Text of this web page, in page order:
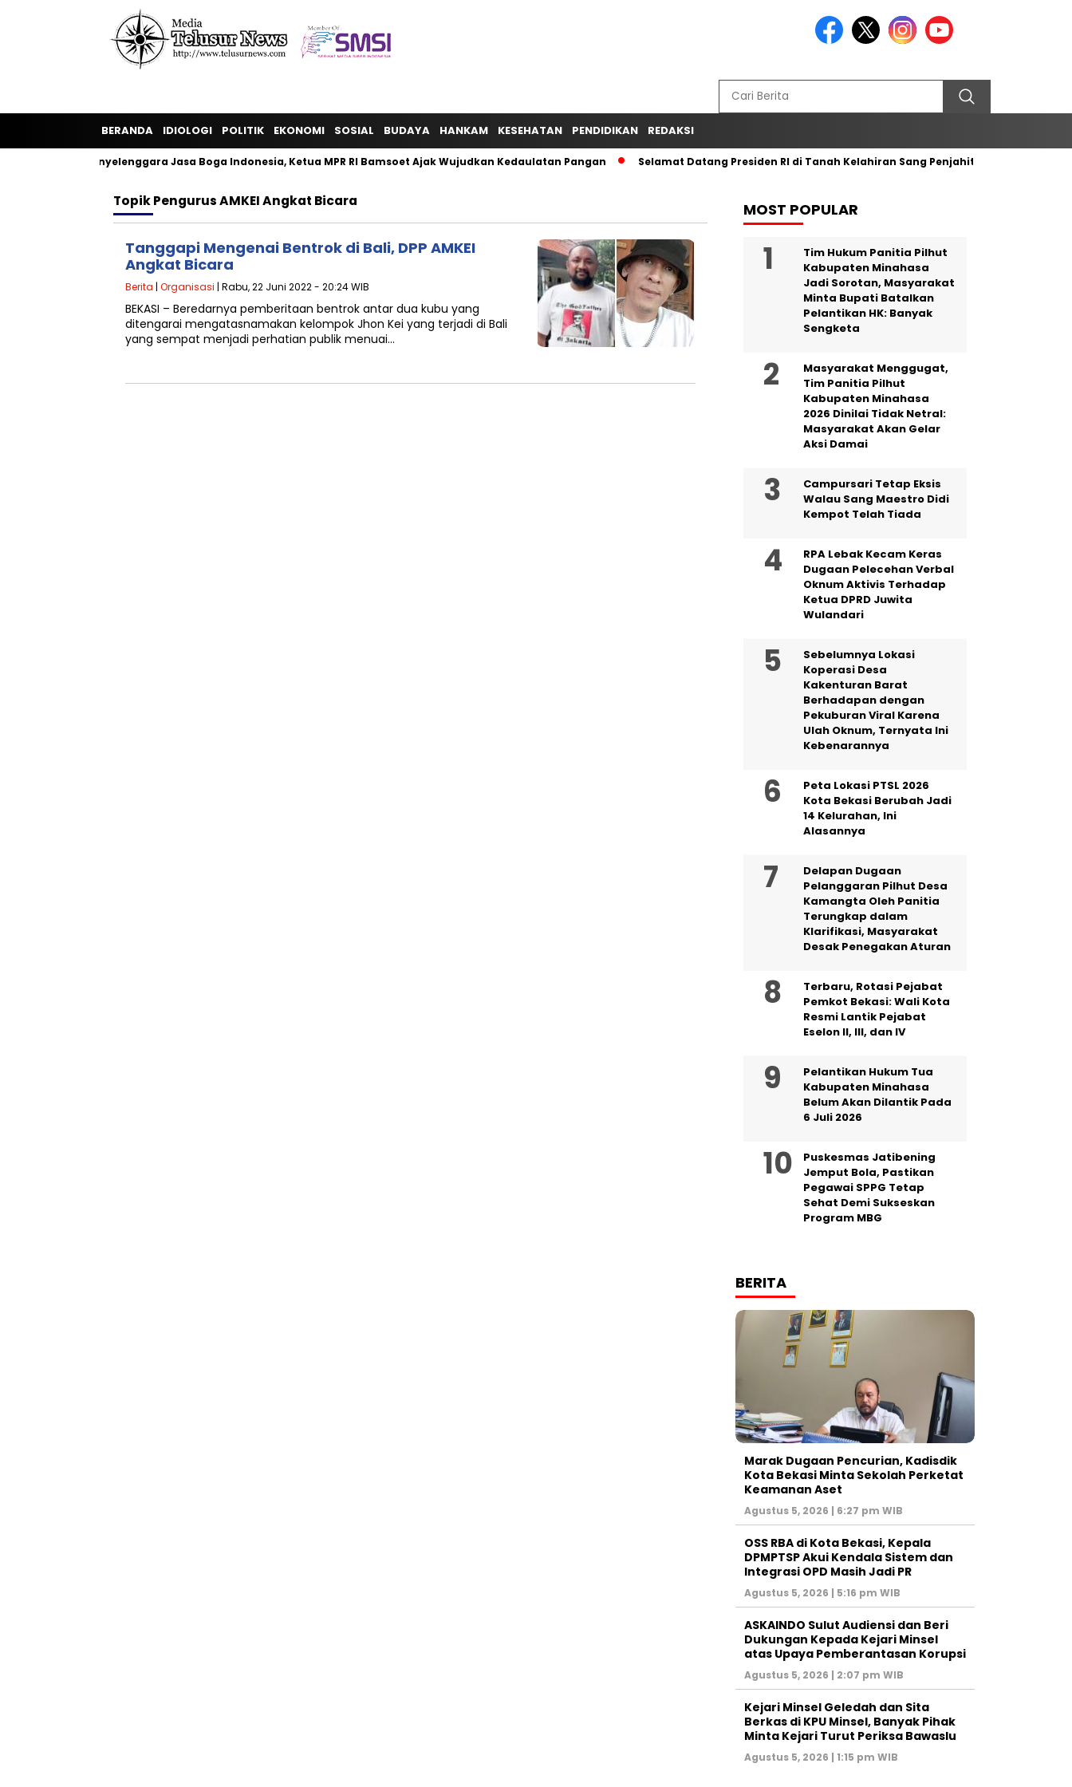
BERANDA IDIOLOGI POLITIK EKONOMI SOSIAL BUDAYA HANKAM KESEHATAN PENDIDIKAN REDAKSI
Penyelenggara Jasa Boga Indonesia, Ketua MPR RI Bamsoet Ajak Wujudkan Kedaulatan Pangan Selamat Datang Presiden RI di Tanah Kelahiran Sang Penjahit Bendera Merah Putih
TopikPengurus AMKEI Angkat Bicara
Tanggapi Mengenai Bentrok di Bali, DPP AMKEI
Angkat Bicara
Berita | Organisasi | Rabu, 22 Juni 2022 - 20:24 WIB
BEKASI – Beredarnya pemberitaan bentrok antar dua kubu yang
ditengarai mengatasnamakan kelompok Jhon Kei yang terjadi di Bali
yang sempat menjadi perhatian publik menuai…
MOST POPULAR
Tim Hukum Panitia Pilhut
Kabupaten Minahasa
Jadi Sorotan, Masyarakat
Minta Bupati Batalkan
Pelantikan HK: Banyak
Sengketa
Masyarakat Menggugat,
Tim Panitia Pilhut
Kabupaten Minahasa
2026 Dinilai Tidak Netral:
Masyarakat Akan Gelar
Aksi Damai
Campursari Tetap Eksis
Walau Sang Maestro Didi
Kempot Telah Tiada
RPA Lebak Kecam Keras
Dugaan Pelecehan Verbal
Oknum Aktivis Terhadap
Ketua DPRD Juwita
Wulandari
Sebelumnya Lokasi
Koperasi Desa
Kakenturan Barat
Berhadapan dengan
Pekuburan Viral Karena
Ulah Oknum, Ternyata Ini
Kebenarannya
Peta Lokasi PTSL 2026
Kota Bekasi Berubah Jadi
14 Kelurahan, Ini
Alasannya
Delapan Dugaan
Pelanggaran Pilhut Desa
Kamangta Oleh Panitia
Terungkap dalam
Klarifikasi, Masyarakat
Desak Penegakan Aturan
‎Terbaru, Rotasi Pejabat
Pemkot Bekasi: Wali Kota
Resmi Lantik Pejabat
Eselon II, III, dan IV ‎
Pelantikan Hukum Tua
Kabupaten Minahasa
Belum Akan Dilantik Pada
6 Juli 2026
Puskesmas Jatibening
Jemput Bola, Pastikan
Pegawai SPPG Tetap
Sehat Demi Sukseskan
Program MBG
BERITA
‎Marak Dugaan Pencurian, Kadisdik
Kota Bekasi Minta Sekolah Perketat
Keamanan Aset
Agustus 5, 2026 | 6:27 pm WIB
‎OSS RBA di Kota Bekasi, Kepala
DPMPTSP Akui Kendala Sistem dan
Integrasi OPD Masih Jadi PR
Agustus 5, 2026 | 5:16 pm WIB
ASKAINDO Sulut Audiensi dan Beri
Dukungan Kepada Kejari Minsel
atas Upaya Pemberantasan Korupsi
Agustus 5, 2026 | 2:07 pm WIB
Kejari Minsel Geledah dan Sita
Berkas di KPU Minsel, Banyak Pihak
Minta Kejari Turut Periksa Bawaslu
Agustus 5, 2026 | 1:15 pm WIB